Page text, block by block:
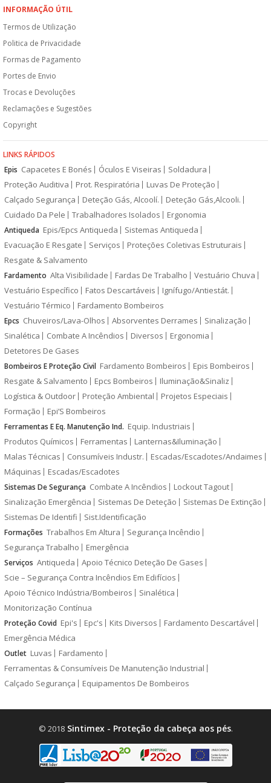
INFORMAÇÃO ÚTIL
Termos de Utilização
Politica de Privacidade
Formas de Pagamento
Portes de Envio
Trocas e Devoluções
Reclamações e Sugestões
Copyright
LINKS RÁPIDOS
Epis Capacetes E Bonés Óculos E Viseiras
Soldadura
Proteção Auditiva
Prot. Respiratória
Luvas De Proteção
Calçado Segurança
Deteção Gás, Alcoolí.
Deteção Gás,Alcooli.
Cuidado Da Pele
Trabalhadores Isolados Ergonomia
Antiqueda Epis/Epcs Antiqueda
Sistemas Antiqueda
Evacuação E Resgate
Serviços
Proteções Coletivas Estruturais
Resgate & Salvamento
Fardamento Alta Visibilidade Fardas De Trabalho
Vestuário Chuva
Vestuário Específico
Fatos Descartáveis
Ignífugo/Antiestát.
Vestuário Térmico
Fardamento Bombeiros
Epcs Chuveiros/Lava-Olhos Absorventes Derrames
Sinalização
Sinalética
Combate A Incêndios Diversos
Ergonomia
Detetores De Gases
Bombeiros E Proteção Civil Fardamento Bombeiros
Epis Bombeiros
Resgate & Salvamento
Epcs Bombeiros
Iluminação&Sinaliz
Logística & Outdoor
Proteção Ambiental
Projetos Especiais
Formação
Epi’S Bombeiros
Ferramentas E Eq. Manutenção Ind. Equip. Industriais
Produtos Químicos
Ferramentas
Lanternas&Iluminação
Malas Técnicas
Consumíveis Industr.
Escadas/Escadotes/Andaimes
Máquinas
Escadas/Escadotes
Sistemas De Segurança Combate A Incêndios
Lockout Tagout
Sinalização Emergência
Sistemas De Deteção
Sistemas De Extinção
Sistemas De Identifi
Sist.Identificação
Formações Trabalhos Em Altura
Segurança Incêndio
Segurança Trabalho
Emergência
Serviços Antiqueda
Apoio Técnico Deteção De Gases
Scie – Segurança Contra Incêndios Em Edifícios
Apoio Técnico Indústria/Bombeiros
Sinalética
Monitorização Contínua
Proteção Covid Epi's Epc's Kits Diversos
Fardamento Descartável
Emergência Médica
Outlet Luvas
Fardamento
Ferramentas & Consumíveis De Manutenção Industrial
Calçado Segurança
Equipamentos De Bombeiros
© 2018Sintimex - Proteção da cabeça aos pés.